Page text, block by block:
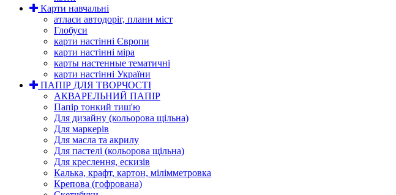
Карти навчальні
атласи автодоріг, плани міст
Глобуси
карти настінні Європи
карти настінні міра
карты настенные тематичні
карти настінні України
ПАПІР ДЛЯ ТВОРЧОСТІ
АКВАРЕЛЬНИЙ ПАПІР
Папір тонкий тиш'ю
Для дизайну (кольорова щільна)
Для маркерів
Для масла та акрилу
Для пастелі (кольорова щільна)
Для креслення, ескизів
Калька, крафт, картон, мілімметровка
Крепова (гофрована)